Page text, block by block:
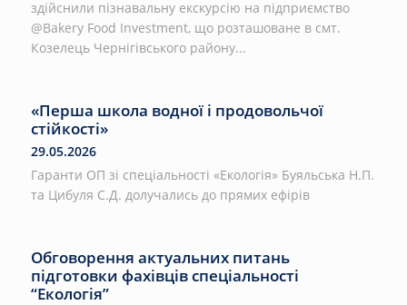
здійснили пізнавальну екскурсію на підприємство
@Bakery Food Investment, що розташоване в смт.
Козелець Чернігівського району...
«Перша школа водної і продовольчої
стійкості»
29.05.2026
Гаранти ОП зі спеціальності «Екологія» Буяльська Н.П.
та Цибуля С.Д. долучались до прямих ефірів
Обговорення актуальних питань
підготовки фахівців спеціальності
“Екологія”